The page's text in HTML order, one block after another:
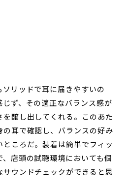
リッドで耳に届きやすいの
ず、その適正なバランス感が
醸し出してくれる。このあた
の耳で確認し、バランスの好み
ころだ。装着は簡単でフィッ
、店頭の試聴環境においても個
ウンドチェックができると思